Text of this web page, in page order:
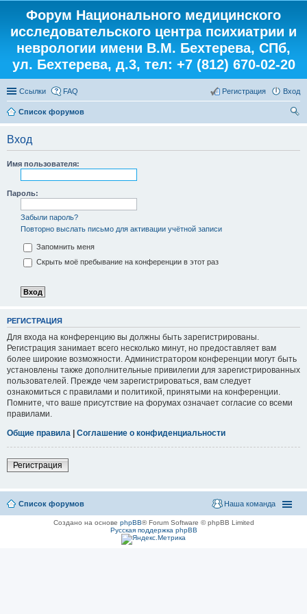
Форум Национального медицинского
исследовательского центра психиатрии и
неврологии имени В.М. Бехтерева, СПб,
ул. Бехтерева, д.3, тел: +7 (812) 670-02-20
Ссылки FAQ Вход
Регистрация
Список форумов
Вход
Имя пользователя:
Пароль:
Забыли пароль?
Повторно выслать письмо для активации учётной записи
Запомнить меня
Скрыть моё пребывание на конференции в этот раз
РЕГИСТРАЦИЯ
Для входа на конференцию вы должны быть зарегистрированы.
Регистрация занимает всего несколько минут, но предоставляет вам
более широкие возможности. Администратором конференции могут быть
установлены также дополнительные привилегии для зарегистрированных
пользователей. Прежде чем зарегистрироваться, вам следует
ознакомиться с правилами и политикой, принятыми на конференции.
Помните, что ваше присутствие на форумах означает согласие со всеми
правилами.
Общие правила | Соглашение о конфиденциальности
Регистрация
Список форумов Наша команда
Создано на основе phpBB® Forum Software © phpBB Limited
Русская поддержка phpBB